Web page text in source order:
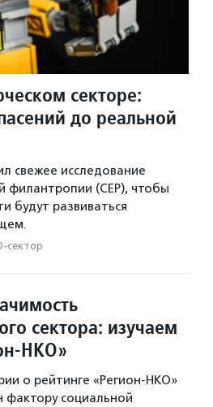
секторе:
до реальной
свежее исследование
филантропии (CEP), чтобы
будут развиваться
сектор
сектора: изучаем
НКО»
о рейтинге «Регион-НКО»
фактору социальной